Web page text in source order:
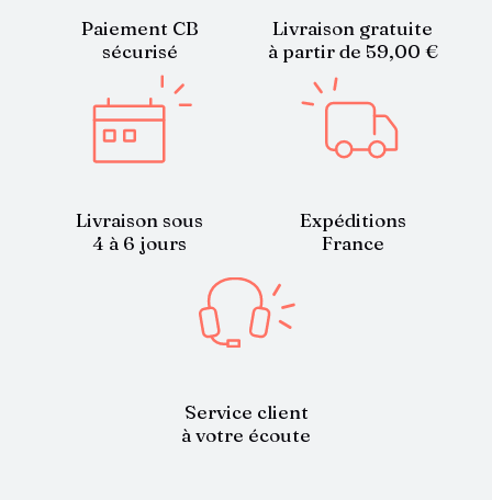
Paiement CB
sécurisé
Livraison gratuite
à partir de 59,00 €
Livraison sous
4 à 6 jours
Expéditions
France
Service client
à votre écoute